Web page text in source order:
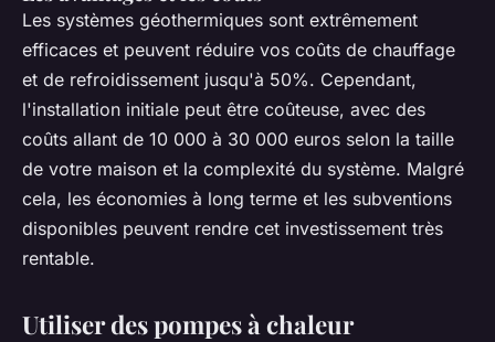
Les systèmes géothermiques sont extrêmement
efficaces et peuvent réduire vos coûts de chauffage
et de refroidissement jusqu'à 50%. Cependant,
l'installation initiale peut être coûteuse, avec des
coûts allant de 10 000 à 30 000 euros selon la taille
de votre maison et la complexité du système. Malgré
cela, les économies à long terme et les subventions
disponibles peuvent rendre cet investissement très
rentable.
Utiliser des pompes à chaleur